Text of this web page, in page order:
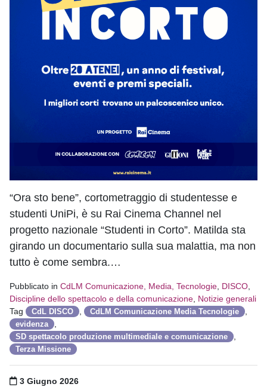
“Ora sto bene”, cortometraggio di studentesse e
studenti UniPi, è su Rai Cinema Channel nel
progetto nazionale “Studenti in Corto”. Matilda sta
girando un documentario sulla sua malattia, ma non
tutto è come sembra.…
Pubblicato in CdLM Comunicazione, Media, Tecnologie DISCO
Discipline dello spettacolo e della comunicazione Notizie generali
Tag
CdL DISCO CdLM Comunicazione Media Tecnologie
evidenza
SD spettacolo produzione multimediale e comunicazione
Terza Missione
Pubblicato il
3 Giugno 2026